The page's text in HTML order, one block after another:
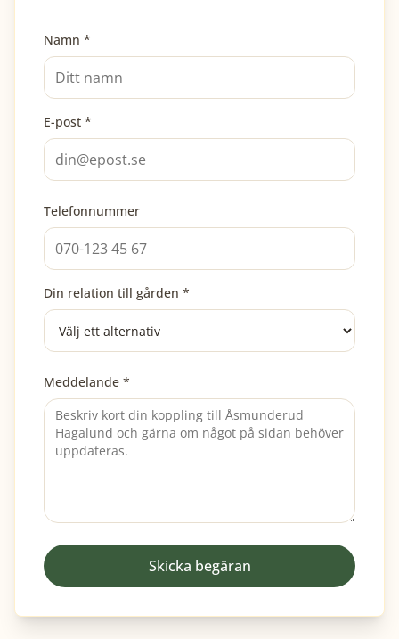
Namn *
E-post *
Telefonnummer
Din relation till gården *
Meddelande *
Skicka begäran